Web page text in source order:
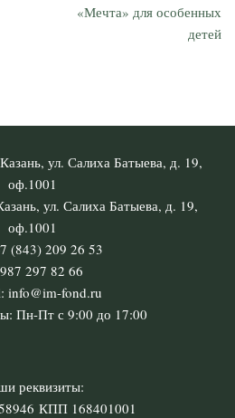
«Мечта» для особенных
детей
ул. Салиха Батыева, д. 19,
оф.1001
ул. Салиха Батыева, д. 19,
оф.1001
(843) 209 26 53
297 82 66
info@im-fond.ru
Пн-Пт с 9:00 до 17:00
реквизиты:
КПП 168401001